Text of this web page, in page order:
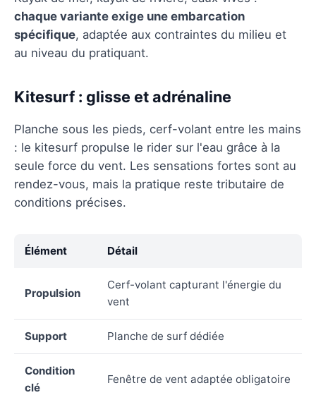
chaque variante exige une embarcation
spécifique, adaptée aux contraintes du milieu et
au niveau du pratiquant.
Kitesurf : glisse et adrénaline
Planche sous les pieds, cerf-volant entre les mains
: le kitesurf propulse le rider sur l'eau grâce à la
seule force du vent. Les sensations fortes sont au
rendez-vous, mais la pratique reste tributaire de
conditions précises.
Élément Détail
Propulsion
Cerf-volant capturant l'énergie du
vent
Support Planche de surf dédiée
Condition
clé
Fenêtre de vent adaptée obligatoire